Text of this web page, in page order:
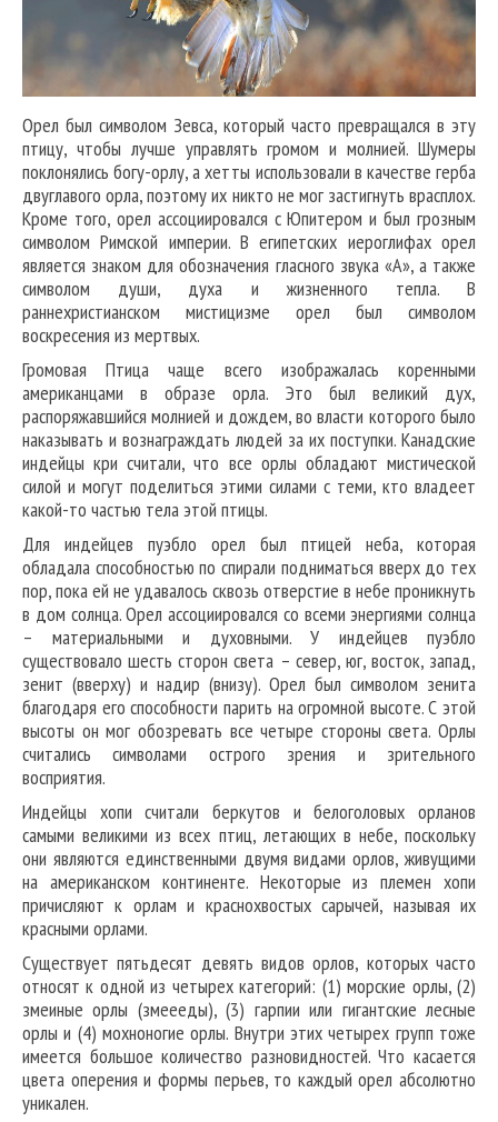
Орел был символом Зевса, который часто превращался в эту
птицу, чтобы лучше управлять громом и молнией. Шумеры
поклонялись богу-орлу, а хетты использовали в качестве герба
двуглавого орла, поэтому их никто не мог застигнуть врасплох.
Кроме того, орел ассоциировался с Юпитером и был грозным
символом Римской империи. В египетских иероглифах орел
является знаком для обозначения гласного звука «А», а также
символом души, духа и жизненного тепла. В
раннехристианском мистицизме орел был символом
воскресения из мертвых.
Громовая Птица чаще всего изображалась коренными
американцами в образе орла. Это был великий дух,
распоряжавшийся молнией и дождем, во власти которого было
наказывать и вознаграждать людей за их поступки. Канадские
индейцы кри считали, что все орлы обладают мистической
силой и могут поделиться этими силами с теми, кто владеет
какой-то частью тела этой птицы.
Для индейцев пуэбло орел был птицей неба, которая
обладала способностью по спирали подниматься вверх до тех
пор, пока ей не удавалось сквозь отверстие в небе проникнуть
в дом солнца. Орел ассоциировался со всеми энергиями солнца
– материальными и духовными. У индейцев пуэбло
существовало шесть сторон света – север, юг, восток, запад,
зенит (вверху) и надир (внизу). Орел был символом зенита
благодаря его способности парить на огромной высоте. С этой
высоты он мог обозревать все четыре стороны света. Орлы
считались символами острого зрения и зрительного
восприятия.
Индейцы хопи считали беркутов и белоголовых орланов
самыми великими из всех птиц, летающих в небе, поскольку
они являются единственными двумя видами орлов, живущими
на американском континенте. Некоторые из племен хопи
причисляют к орлам и краснохвостых сарычей, называя их
красными орлами.
Существует пятьдесят девять видов орлов, которых часто
относят к одной из четырех категорий: (1) морские орлы, (2)
змеиные орлы (змеееды), (3) гарпии или гигантские лесные
орлы и (4) мохноногие орлы. Внутри этих четырех групп тоже
имеется большое количество разновидностей. Что касается
цвета оперения и формы перьев, то каждый орел абсолютно
уникален.